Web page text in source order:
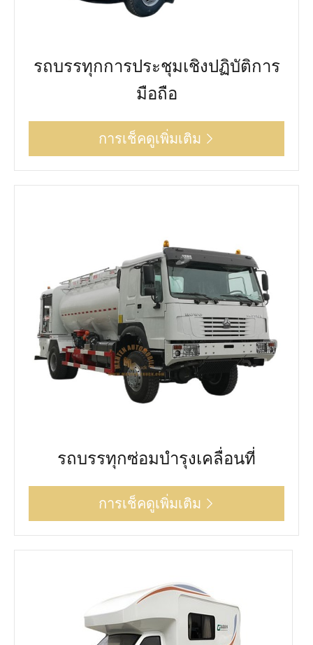
รถบรรทุกการประชุมเชิงปฏิบัติการ
มือถือ
การเช็คดูเพิ่มเติม 
รถบรรทุกซ่อมบำรุงเคลื่อนที่
การเช็คดูเพิ่มเติม 